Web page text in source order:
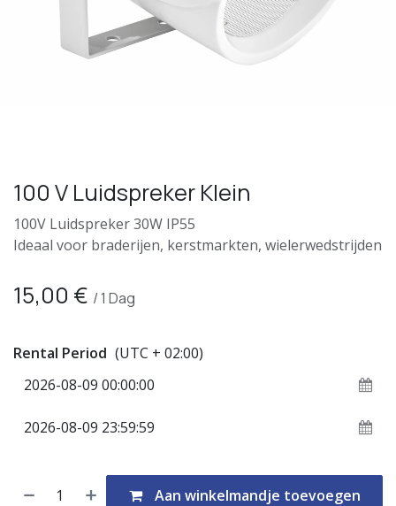
100 V Luidspreker Klein
100V Luidspreker 30W IP55
Ideaal voor braderijen, kerstmarkten, wielerwedstrijden
15,00 € /1 Dag
Rental Period (UTC + 02:00)
Aan winkelmandje toevoegen